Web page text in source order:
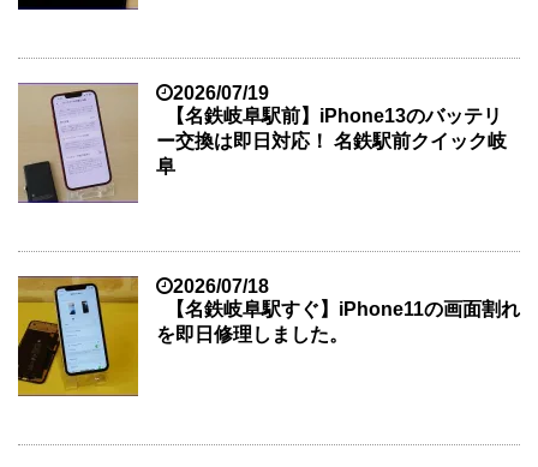
2026/07/19
【名鉄岐阜駅前】iPhone13のバッテリ
ー交換は即日対応！ 名鉄駅前クイック岐
阜
2026/07/18
【名鉄岐阜駅すぐ】iPhone11の画面割れ
を即日修理しました。